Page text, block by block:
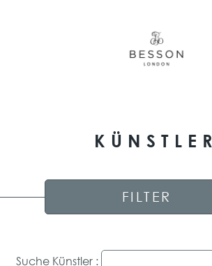
KÜNSTLER
FILTER
Suche Künstler :